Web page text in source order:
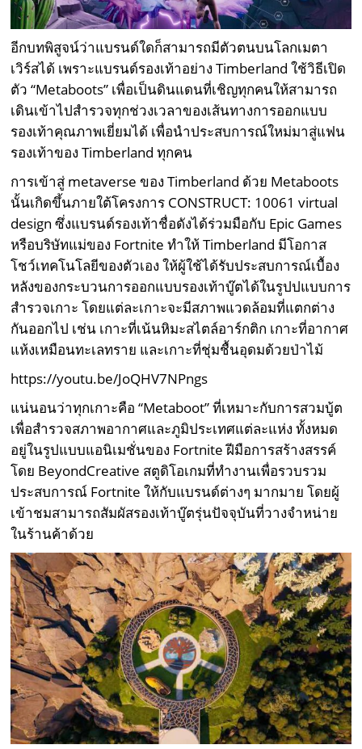
อีกบทพิสูจน์ว่าแบรนด์ใดก็สามารถมีตัวตนบนโลกเมตา
เวิร์สได้ เพราะแบรนด์รองเท้าอย่าง Timberland ใช้วิธีเปิด
ตัว “Metaboots” เพื่อเป็นดินแดนที่เชิญทุกคนให้สามารถ
เดินเข้าไปสำรวจทุกช่วงเวลาของเส้นทางการออกแบบ
รองเท้าคุณภาพเยี่ยมได้ เพื่อนำประสบการณ์ใหม่มาสู่แฟน
รองเท้าของ Timberland ทุกคน
การเข้าสู่ metaverse ของ Timberland ด้วย Metaboots
นั้นเกิดขึ้นภายใต้โครงการ CONSTRUCT: 10061 virtual
design ซึ่งแบรนด์รองเท้าชื่อดังได้ร่วมมือกับ Epic Games
หรือบริษัทแม่ของ Fortnite ทำให้ Timberland มีโอกาส
โชว์เทคโนโลยีของตัวเอง ให้ผู้ใช้ได้รับประสบการณ์เบื้อง
หลังของกระบวนการออกแบบรองเท้าบู๊ตได้ในรูปปแบบการ
สำรวจเกาะ โดยแต่ละเกาะจะมีสภาพแวดล้อมที่แตกต่าง
กันออกไป เช่น เกาะที่เน้นหิมะสไตล์อาร์กติก เกาะที่อากาศ
แห้งเหมือนทะเลทราย และเกาะที่ชุ่มชื้นอุดมด้วยป่าไม้
https://youtu.be/JoQHV7NPngs
แน่นอนว่าทุกเกาะคือ “Metaboot” ที่เหมาะกับการสวมบู้ต
เพื่อสำรวจสภาพอากาศและภูมิประเทศแต่ละแห่ง ทั้งหมด
อยู่ในรูปแบบแอนิเมชั่นของ Fortnite ฝีมือการสร้างสรรค์
โดย BeyondCreative สตูดิโอเกมที่ทำงานเพื่อรวบรวม
ประสบการณ์ Fortnite ให้กับแบรนด์ต่างๆ มากมาย โดยผู้
เข้าชมสามารถสัมผัสรองเท้าบู๊ตรุ่นปัจจุบันที่วางจำหน่าย
ในร้านค้าด้วย